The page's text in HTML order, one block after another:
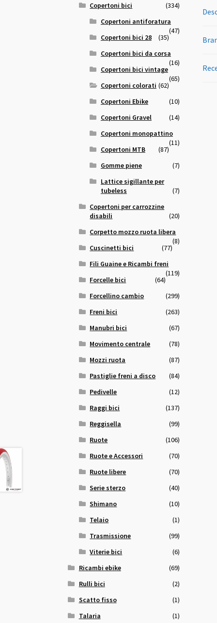
Copertoni bici
(334)
Copertoni antiforatura
(47)
Copertoni bici 28
(35)
Copertoni bici da corsa
(16)
Copertoni bici vintage
(65)
Copertoni colorati (62)
Copertoni Ebike
(10)
Copertoni Gravel
(14)
Copertoni monopattino
(11)
Copertoni MTB
(87)
Gomme piene
(7)
Lattice sigillante per
tubeless
(7)
Copertoni per carrozzine
disabili
(20)
Corpetto mozzo ruota libera
(8)
Cuscinetti bici
(77)
Fili Guaine e Ricambi freni
(119)
Forcelle bici
(64)
Forcellino cambio
(299)
Freni bici
(263)
Manubri bici
(67)
Movimento centrale
(78)
Mozzi ruota
(87)
Pastiglie freni a disco
(84)
Pedivelle
(12)
Raggi bici
(137)
Reggisella
(99)
Ruote
(106)
Ruote e Accessori
(70)
Ruote libere
(70)
Serie sterzo
(40)
Shimano
(10)
Telaio
(1)
Trasmissione
(99)
Viterie bici
(6)
Ricambi ebike
(69)
Rulli bici
(2)
Scatto fisso
(1)
Talaria
(1)